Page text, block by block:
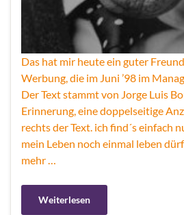
Das hat mir heute ein guter
Werbung, die im Juni ’98 im
Der Text stammt von Jorge Luis
Erinnerung, eine doppelseitige
rechts der Text. ich find´s einfach
mein Leben noch einmal leben
mehr …
Weiterlesen